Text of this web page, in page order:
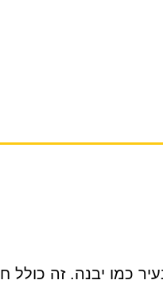
כמו יבנה. זה כולל